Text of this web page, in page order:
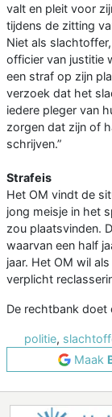
valt en pleit voor
tijdens de zitting
Niet als
officier van justitie
een straf op zijn
verzoek dat het
iedere pleger van
zorgen dat zijn of
schrijven.”
Strafeis
Het OM vindt de
jong meisje in het
zou plaatsvinden.
waarvan een half
jaar. Het OM wil
verplicht
De rechtbank doet
politie,
Maak